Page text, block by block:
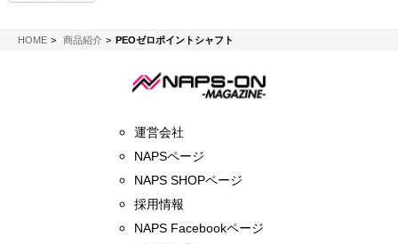
HOMENAPS-ON マガジン
商品紹介 PEOゼロポイントシャフト
運営会社
NAPSページ
NAPS SHOPページ
採用情報
NAPS Facebookページ